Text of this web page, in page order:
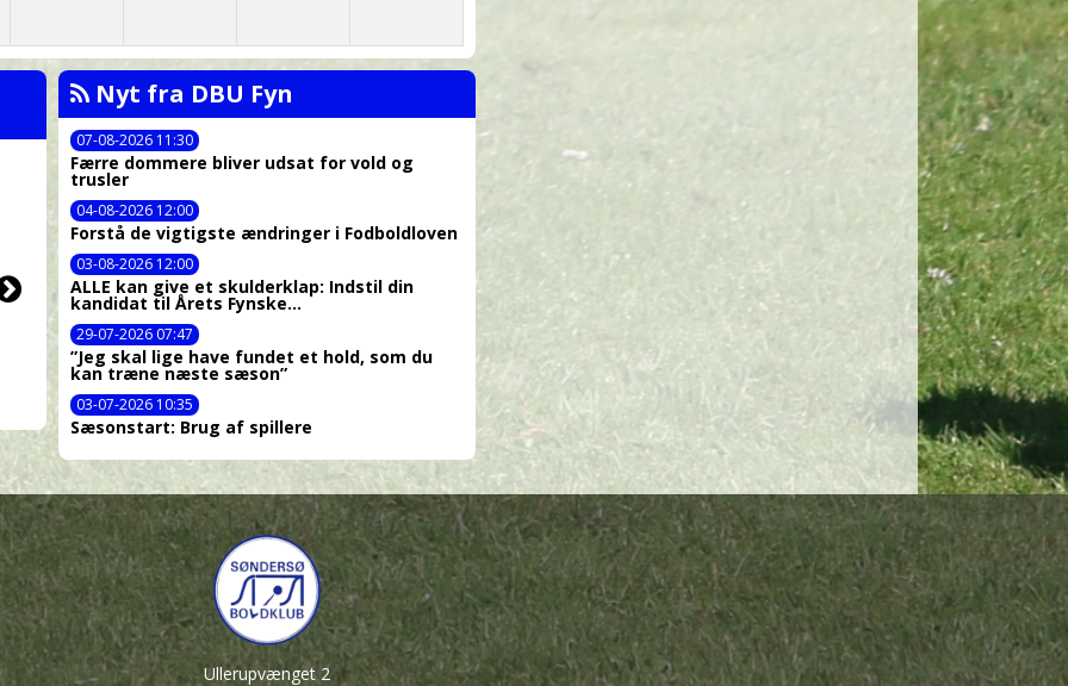
Nyt fra DBU Fyn
07-08-2026 11:30
Færre dommere bliver udsat for vold og
trusler
04-08-2026 12:00
Forstå de vigtigste ændringer i Fodboldloven
03-08-2026 12:00
ALLE kan give et skulderklap: Indstil din
kandidat til Årets Fynske...
29-07-2026 07:47
”Jeg skal lige have fundet et hold, som du
kan træne næste sæson”
03-07-2026 10:35
Sæsonstart: Brug af spillere
Ullerupvænget 2